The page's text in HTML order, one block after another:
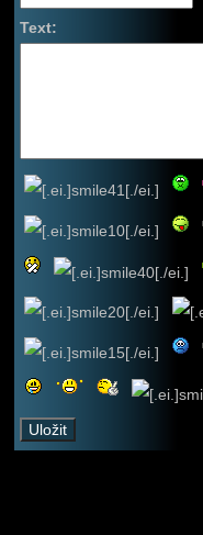
Text: